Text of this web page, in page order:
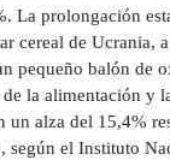
La prolongación
cereal de Ucrania,
pequeño balón de
la alimentación y
un alza del 15,4%
según el Instituto